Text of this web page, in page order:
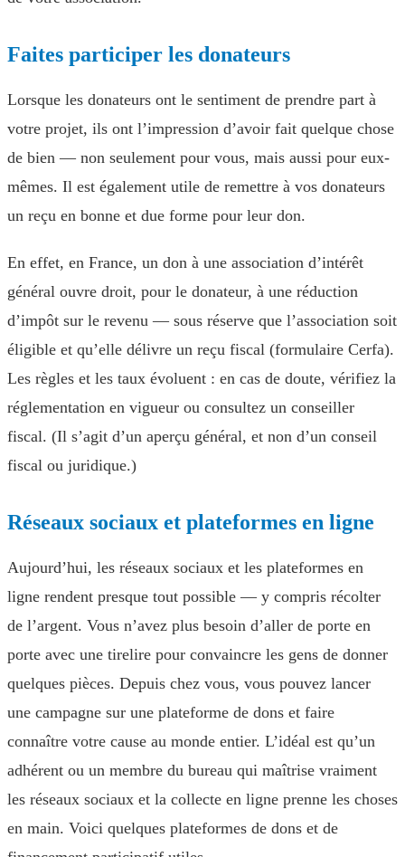
Faites participer les donateurs
Lorsque les donateurs ont le sentiment de prendre part à
votre projet, ils ont l’impression d’avoir fait quelque chose
de bien — non seulement pour vous, mais aussi pour eux-
mêmes. Il est également utile de remettre à vos donateurs
un reçu en bonne et due forme pour leur don.
En effet, en France, un don à une association d’intérêt
général ouvre droit, pour le donateur, à une réduction
d’impôt sur le revenu — sous réserve que l’association soit
éligible et qu’elle délivre un reçu fiscal (formulaire Cerfa).
Les règles et les taux évoluent : en cas de doute, vérifiez la
réglementation en vigueur ou consultez un conseiller
fiscal. (Il s’agit d’un aperçu général, et non d’un conseil
fiscal ou juridique.)
Réseaux sociaux et plateformes en ligne
Aujourd’hui, les réseaux sociaux et les plateformes en
ligne rendent presque tout possible — y compris récolter
de l’argent. Vous n’avez plus besoin d’aller de porte en
porte avec une tirelire pour convaincre les gens de donner
quelques pièces. Depuis chez vous, vous pouvez lancer
une campagne sur une plateforme de dons et faire
connaître votre cause au monde entier. L’idéal est qu’un
adhérent ou un membre du bureau qui maîtrise vraiment
les réseaux sociaux et la collecte en ligne prenne les choses
en main. Voici quelques plateformes de dons et de